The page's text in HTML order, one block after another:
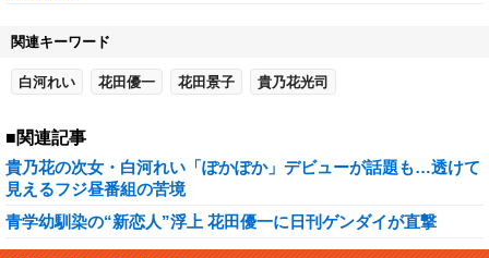
関連キーワード
白河れい 花田優一 花田景子 貴乃花光司
■関連記事
貴乃花の次女・白河れい「ぽかぽか」デビューが話題も…透けて
見えるフジ昼番組の苦境
青学幼馴染の“新恋人”浮上 花田優一に日刊ゲンダイが直撃